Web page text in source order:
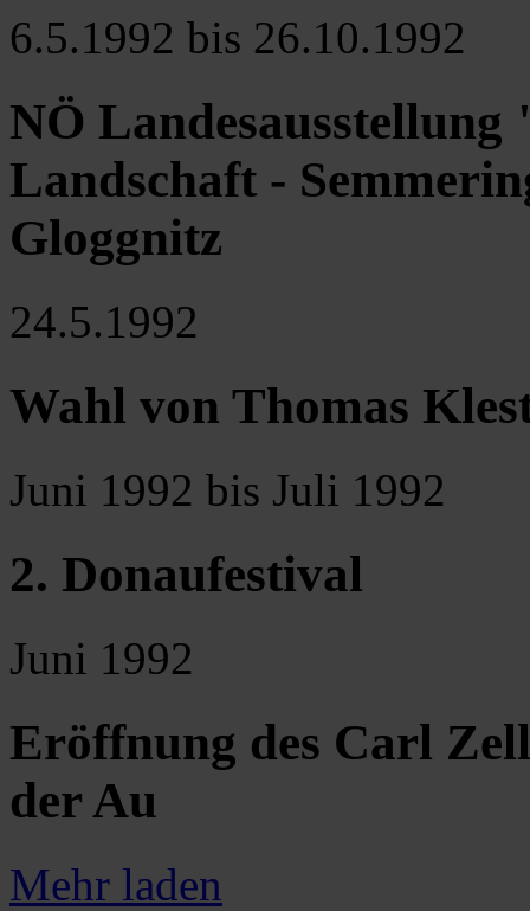
6.5.1992 bis 26.10.1992
NÖ
Landschaft -
Gloggnitz
24.5.1992
Wahl von Thomas
Juni 1992 bis Juli 1992
2. Donaufestival
Juni 1992
Eröffnung des Carl
der Au
Mehr laden